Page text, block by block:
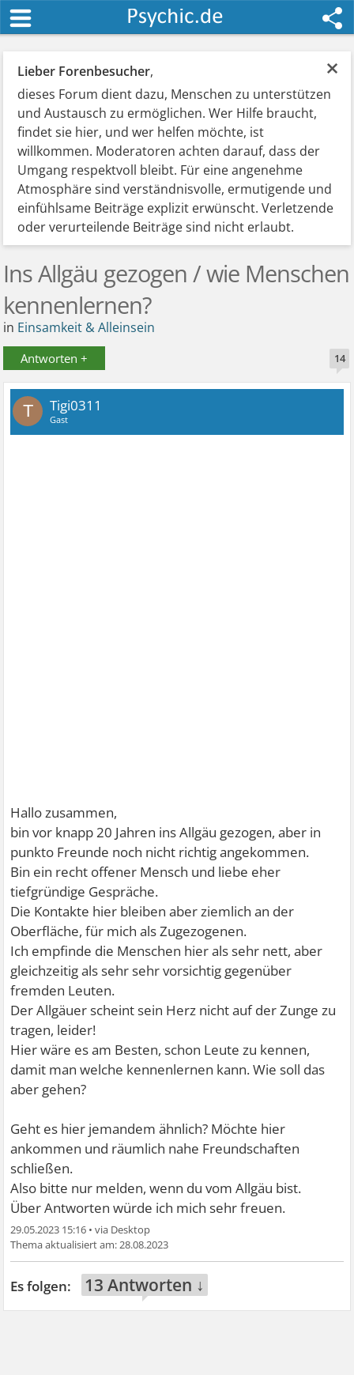
×
Lieber Forenbesucher,
dieses Forum dient dazu, Menschen zu unterstützen
und Austausch zu ermöglichen. Wer Hilfe braucht,
findet sie hier, und wer helfen möchte, ist
willkommen. Moderatoren achten darauf, dass der
Umgang respektvoll bleibt. Für eine angenehme
Atmosphäre sind verständnisvolle, ermutigende und
einfühlsame Beiträge explizit erwünscht. Verletzende
oder verurteilende Beiträge sind nicht erlaubt.
Ins Allgäu gezogen / wie Menschen
kennenlernen?
in Einsamkeit & Alleinsein
Antworten + 14
T Tigi0311
Gast
Hallo zusammen,
bin vor knapp 20 Jahren ins Allgäu gezogen, aber in
punkto Freunde noch nicht richtig angekommen.
Bin ein recht offener Mensch und liebe eher
tiefgründige Gespräche.
Die Kontakte hier bleiben aber ziemlich an der
Oberfläche, für mich als Zugezogenen.
Ich empfinde die Menschen hier als sehr nett, aber
gleichzeitig als sehr sehr vorsichtig gegenüber
fremden Leuten.
Der Allgäuer scheint sein Herz nicht auf der Zunge zu
tragen, leider!
Hier wäre es am Besten, schon Leute zu kennen,
damit man welche kennenlernen kann. Wie soll das
aber gehen?
Geht es hier jemandem ähnlich? Möchte hier
ankommen und räumlich nahe Freundschaften
schließen.
Also bitte nur melden, wenn du vom Allgäu bist.
Über Antworten würde ich mich sehr freuen.
29.05.2023 15:16 •
28.08.2023
13 Antworten ↓